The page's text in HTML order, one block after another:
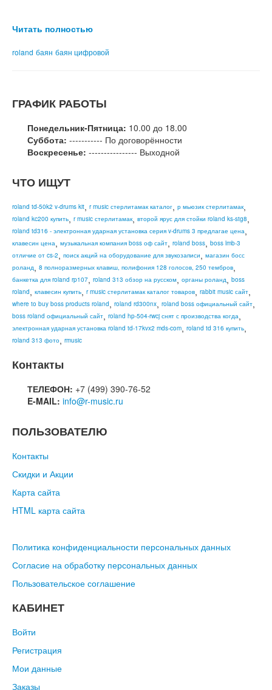
Читать полностью
roland баян баян цифровой
ГРАФИК РАБОТЫ
Понедельник-Пятница: 10.00 до 18.00
Суббота: ----------- По договорённости
Воскресенье: ---------------- Выходной
ЧТО ИЩУТ
roland td-50k2 v-drums kit, r music стерлитамак каталог, р мьюзик стерлитамак,
roland kc200 купить, r music стерлитамак, второй ярус для стойки roland ks-stg8,
roland td316 - электронная ударная установка серия v-drums 3 предлагае цена,
клавесин цена, музыкальная компания boss оф сайт, roland boss, boss lmb-3
отличие от cs-2, поиск акций на оборудование для звукозаписи, магазин босс
роланд, 8 полноразмерных клавиш, полифония 128 голосов, 250 тембров,
банкетка для roland rp107, roland 313 обзор на русском, органы роланд, boss
roland, клавесин купить, r music стерлитамак каталог товаров, rabbit music сайт,
where to buy boss products roland, roland rd300nx, roland boss официальный сайт,
boss roland официальный сайт, roland hp-504-rwcj снят с производства когда,
электронная ударная установка roland td-17kvx2 mds-com, roland td 316 купить,
roland 313 фото, rmusic
Контакты
ТЕЛЕФОН: +7 (499) 390-76-52
E-MAIL: info@r-music.ru
ПОЛЬЗОВАТЕЛЮ
Контакты
Скидки и Акции
Карта сайта
HTML карта сайта
Политика конфиденциальности персональных данных
Согласие на обработку персональных данных
Пользовательское соглашение
КАБИНЕТ
Войти
Регистрация
Мои данные
Заказы